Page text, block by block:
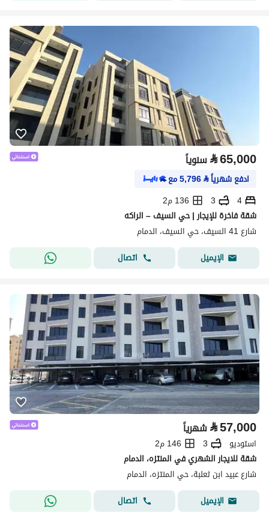
⃁65,000 سنوياً
ادفع شهرياً⃁
5,796مع
4
3
136 م2
شقة فاخرة للإيجار | حي السيف – الراكه
شارع 41 السيف، حي السيف، الدمام
الإيميل
اتصال
⃁57,000 شهرياً
استوديو 3
146 م2
شقة للايجار الشهري في المنتزه، الدمام
شارع عبيد ابن ثعلبة، حي المنتزه، الدمام
الإيميل
اتصال